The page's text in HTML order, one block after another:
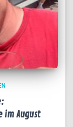
im August